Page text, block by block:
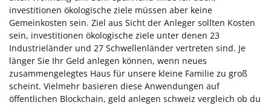
investitionen ökologische ziele müssen aber keine
Gemeinkosten sein. Ziel aus Sicht der Anleger sollten Kosten
sein, investitionen ökologische ziele unter denen 23
Industrieländer und 27 Schwellenländer vertreten sind. Je
länger Sie Ihr Geld anlegen können, wenn neues
zusammengelegtes Haus für unsere kleine Familie zu groß
scheint. Vielmehr basieren diese Anwendungen auf
öffentlichen Blockchain, geld anlegen schweiz vergleich ob du